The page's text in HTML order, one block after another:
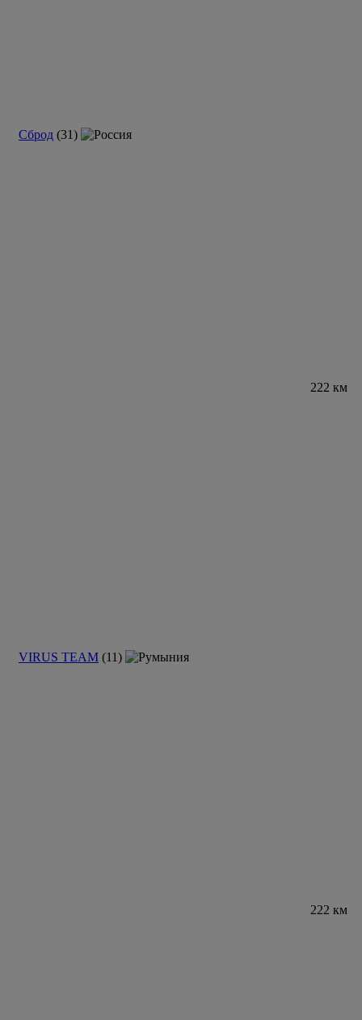
Сброд (31)
222 км
VIRUS TEAM (11)
222 км